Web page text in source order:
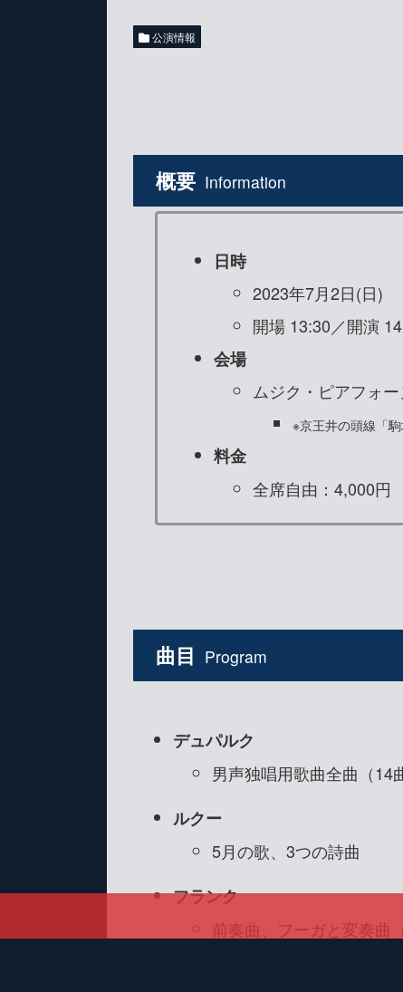
公演情報
概要 Information
日時
2023年7月2日(日)
開場 13:30／開演
会場
ムジク・ピアフォ
※京王井の頭線「
料金
全席自由：4,000円
曲目 Program
デュパルク
男声独唱用歌曲全曲（14
ルクー
5月の歌、3つの詩曲
フランク
前奏曲、フーガと変奏曲